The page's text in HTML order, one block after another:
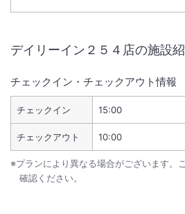
デイリーイン２５４店の施設
チェックイン・チェックアウト情報
チェックイン 15:00
チェックアウト 10:00
※プランにより異なる場合がございます。
確認ください。